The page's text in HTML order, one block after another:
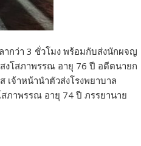
ากว่า 3 ชั่วโมง พร้อมกับส่งนักผจญ
งโสภาพรรณ อายุ 76 ปี อดีตนายก
เจ้าหน้านำตัวส่งโรงพยาบาล
ภาพรรณ อายุ 74 ปี ภรรยานาย